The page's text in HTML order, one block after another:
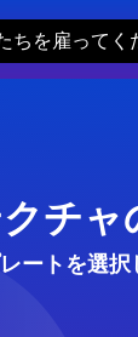
ちを雇ってく
チャ
ートを選択